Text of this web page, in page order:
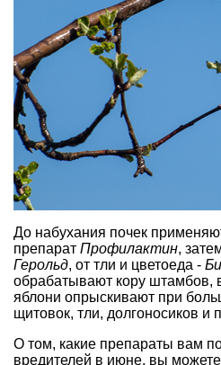
До набухания почек
препарат Профилактин,
Герольд, от тли и цветоеда -
обрабатывают кору штамбов,
яблони опрыскивают при
щитовок, тли, долгоносиков и
О том, какие препараты вам
вредителей в июне, вы можете